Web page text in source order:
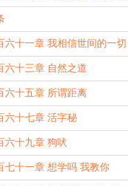
六十一章 我相信世间的一切
六十三章 自然之道
六十五章 所谓距离
六十七章 活字秘
六十九章 狗吠
七十一章 想学吗 我教你